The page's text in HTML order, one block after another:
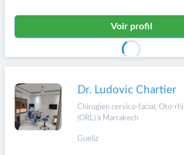
Voir profil
Dr. Ludovic Chartier
Chirugien cervico-facial, Oto-
(ORL) à Marrakech
Gueliz